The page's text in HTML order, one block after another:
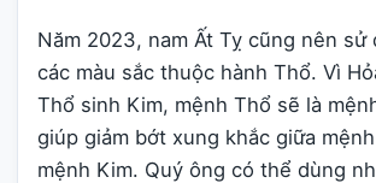
Năm 2023, nam Ất Tỵ cũng nên sử
các màu sắc thuộc hành Thổ. Vì
Thổ sinh Kim, mệnh Thổ sẽ là
giúp giảm bớt xung khắc giữa
mệnh Kim. Quý ông có thể dùng